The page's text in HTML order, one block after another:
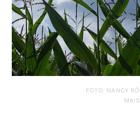
FOTO: NANCY
MAIS